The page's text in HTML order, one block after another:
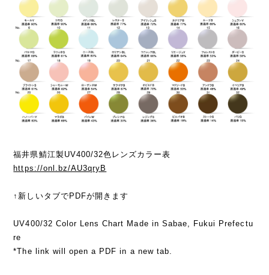
福井県鯖江製UV400/32色レンズカラー表
https://onl.bz/AU3qryB
↑新しいタブでPDFが開きます
UV400/32 Color Lens Chart Made in Sabae, Fukui Prefectu
re
*The link will open a PDF in a new tab.